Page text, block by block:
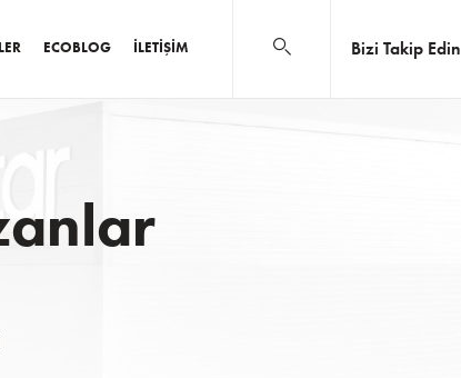
ECOBLOG İLETIŞIM Bizi Takip Edin